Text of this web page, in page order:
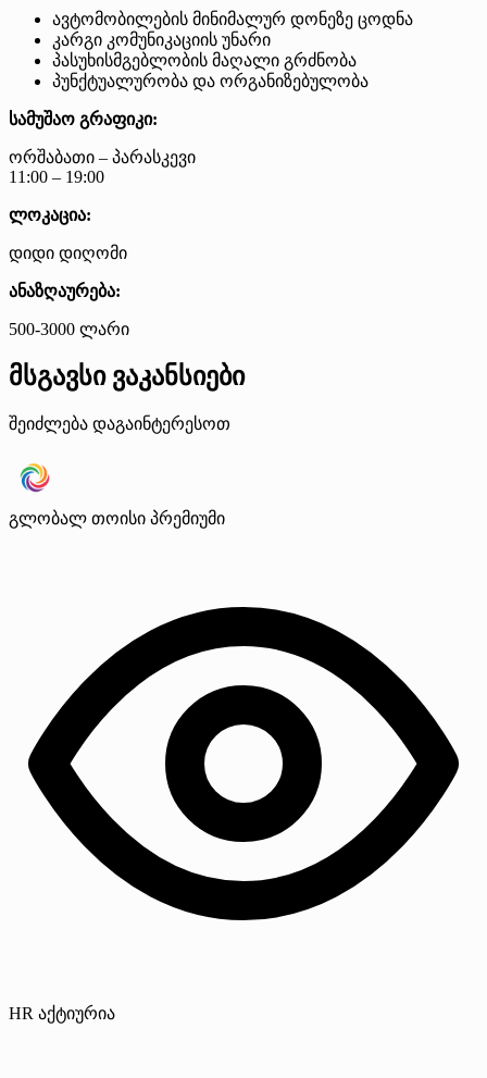
ავტომობილების მინიმალურ დონეზე ცოდნა
კარგი კომუნიკაციის უნარი
პასუხისმგებლობის მაღალი გრძნობა
პუნქტუალურობა და ორგანიზებულობა
სამუშაო გრაფიკი:
ორშაბათი – პარასკევი
11:00 – 19:00
ლოკაცია:
დიდი დიღომი
ანაზღაურება:
500-3000 ლარი
მსგავსი ვაკანსიები
შეიძლება დაგაინტერესოთ
გლობალ თოისი პრემიუმი
HR აქტიურია